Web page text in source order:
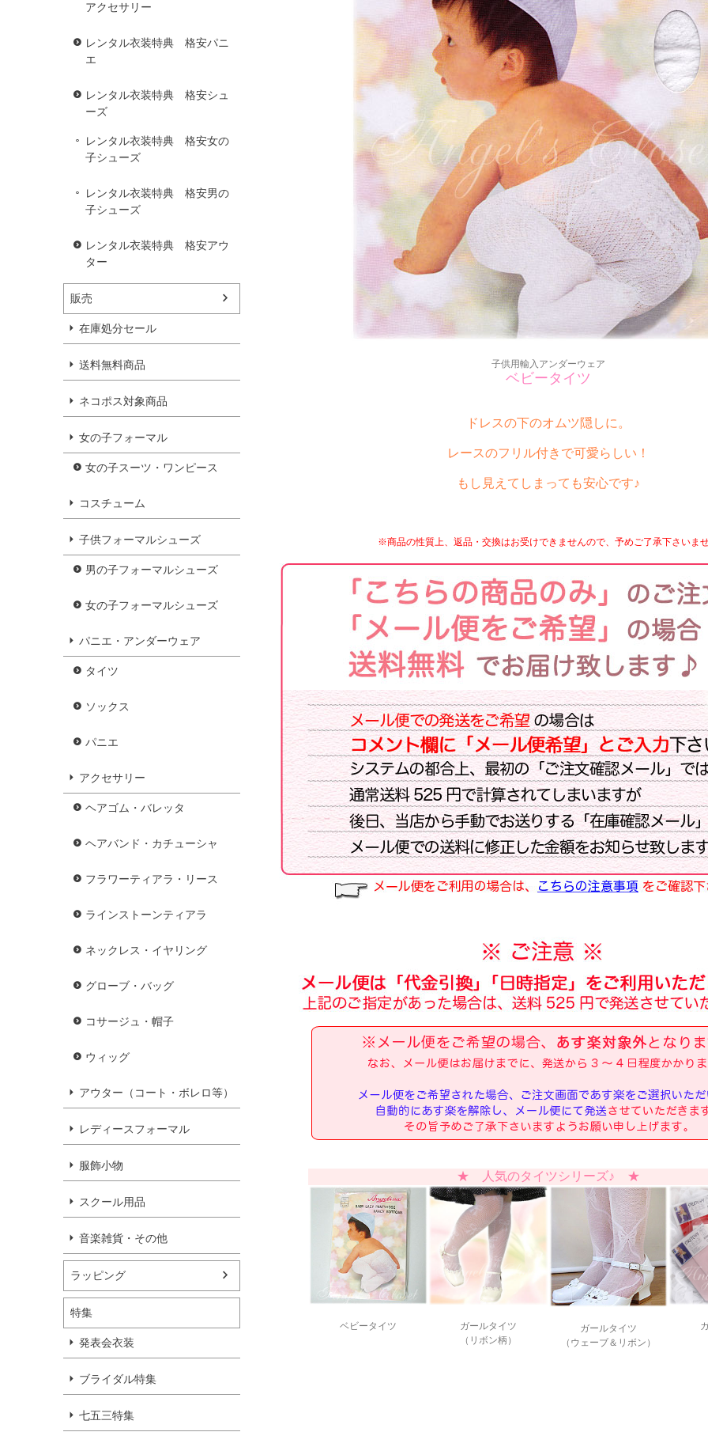
アクセサリー
レンタル衣装特典 格安パニ
エ
レンタル衣装特典 格安シュ
ーズ
レンタル衣装特典 格安女の
子シューズ
レンタル衣装特典 格安男の
子シューズ
レンタル衣装特典 格安アウ
ター
販売
在庫処分セール
送料無料商品
ネコポス対象商品
女の子フォーマル
女の子スーツ・ワンピース
コスチューム
子供フォーマルシューズ
男の子フォーマルシューズ
女の子フォーマルシューズ
パニエ・アンダーウェア
タイツ
ソックス
パニエ
アクセサリー
ヘアゴム・バレッタ
ヘアバンド・カチューシャ
フラワーティアラ・リース
ラインストーンティアラ
ネックレス・イヤリング
グローブ・バッグ
コサージュ・帽子
ウィッグ
アウター（コート・ボレロ等）
レディースフォーマル
服飾小物
スクール用品
音楽雑貨・その他
ラッピング
特集
発表会衣装
ブライダル特集
七五三特集
子供用輸入アンダーウェア
ベビータイツ
ドレスの下のオムツ隠しに。
レースのフリル付きで可愛らしい！
もし見えてしまっても安心です♪
※商品の性質上、返品・交換はお受けできませんので、予めご了承下さいま
★ 人気のタイツシリーズ♪ ★
ベビータイツ
ガールタイツ
（リボン柄）
ガールタイツ
（ウェーブ＆リボン）